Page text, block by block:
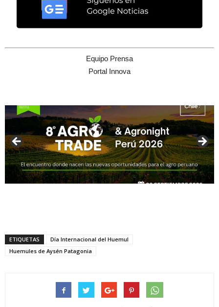
Equipo Prensa
Portal Innova
ETIQUETAS
Día Internacional del Huemul
Huemules de Aysén Patagonia